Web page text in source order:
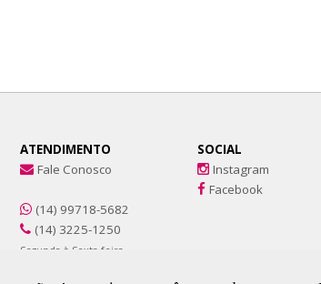
ATENDIMENTO
Fale Conosco
(14) 99718-5682
(14) 3225-1250
Segunda à Sexta-feira
SOCIAL
Instagram
Facebook